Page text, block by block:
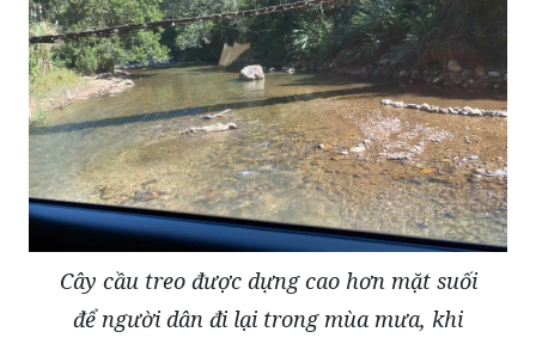
Cây cầu treo được dựng cao hơn mặt suối
để người dân đi lại trong mùa mưa, khi